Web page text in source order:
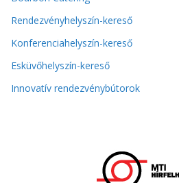
Rendezvényhelyszín-kereső
Konferenciahelyszín-kereső
Esküvőhelyszín-kereső
Innovatív rendezvénybútorok